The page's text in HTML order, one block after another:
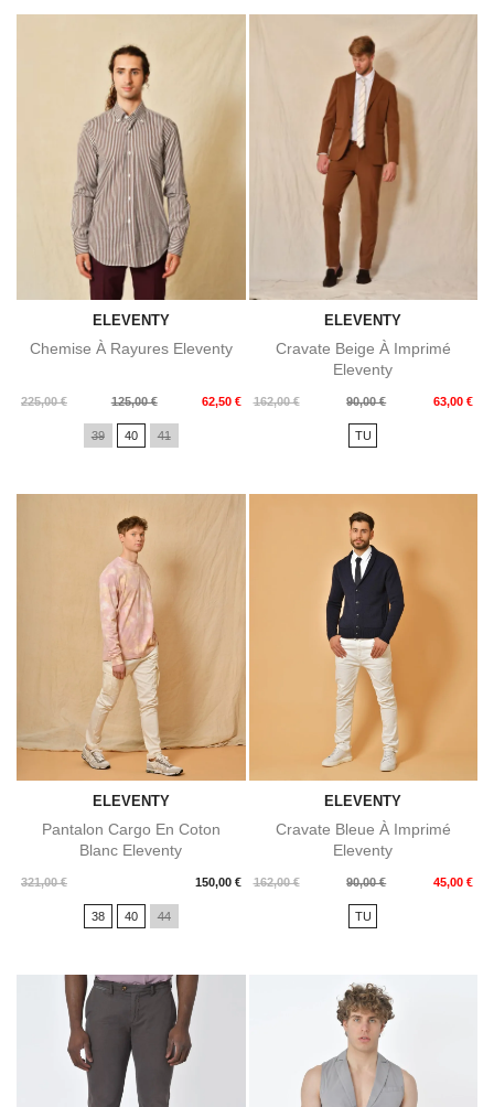
ELEVENTY
Chemise À Rayures Eleventy
225,00 €
Prix
125,00 € 62,50 €
Prix
39 40 41
ELEVENTY
Cravate Beige À Imprimé
Eleventy
162,00 €
Prix
90,00 € 63,00 €
Prix
TU
ELEVENTY
Pantalon Cargo En Coton
Blanc Eleventy
321,00 € 150,00 €
Prix
38 40 44
ELEVENTY
Cravate Bleue À Imprimé
Eleventy
162,00 €
Prix
90,00 € 45,00 €
Prix
TU